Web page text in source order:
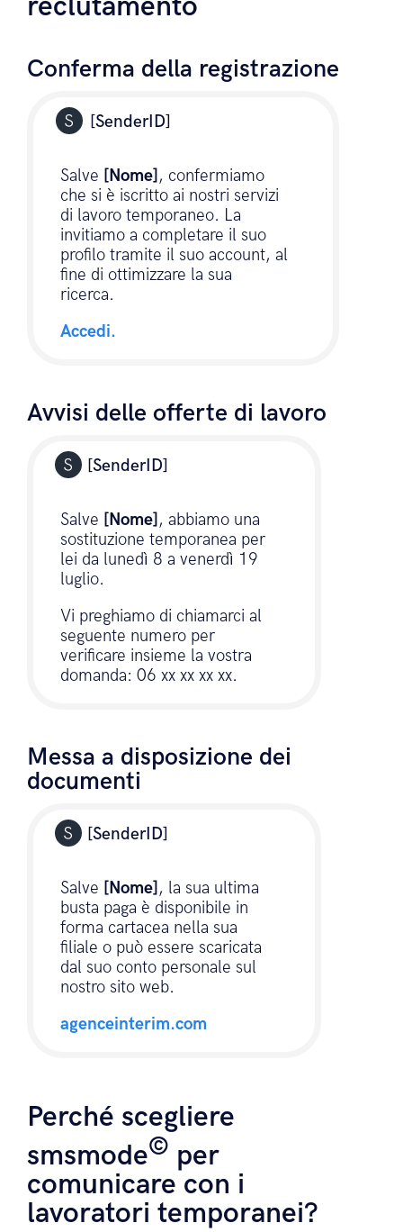
il settore del
reclutamento
Conferma della registrazione
[SenderID]
Salve[Nome], confermiamo
che si è iscritto ai nostri servizi
invitiamo a completare il suo
Accedi.
Avvisi delle offerte di lavoro
[SenderID]
Salve[Nome] , abbiamo una
sostituzione temporanea per
lei da lunedì 8 a venerdì 19
luglio.
verificare insieme la vostra
domanda: 06 xx xx xx xx.
Messa a disposizione dei
documenti
[SenderID]
Salve[Nome], la sua ultima
forma cartacea nella sua
agenceinterim.com
Perché scegliere